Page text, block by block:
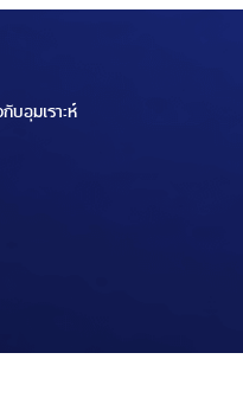
บอุมเราะห์